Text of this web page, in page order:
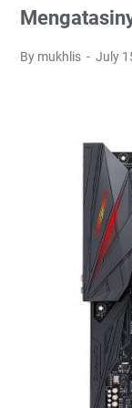
By mukhlis July